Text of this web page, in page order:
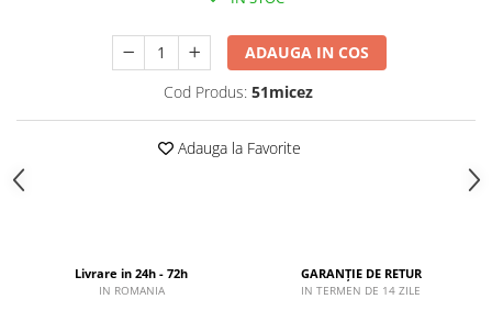
ADAUGA IN COS
Cod Produs: 51micez
Adauga la Favorite
Livrare in 24h - 72h
IN ROMANIA
GARANȚIE DE RETUR
IN TERMEN DE 14 ZILE